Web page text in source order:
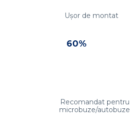
Ușor de montat
60%
Recomandat pentru
microbuze/autobuze